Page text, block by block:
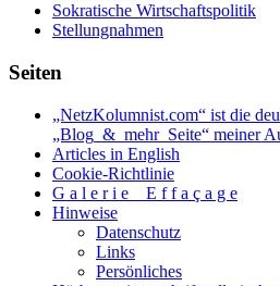
Sokratische Wirtschaftspolitik
Stellungnahmen
Seiten
„NetzKolumnist.com“ ist die
„Blog_&_mehr_Seite“ meiner
Articles in English
Cookie-Richtlinie
G a l e r i e _ E f f a ç a g e
Hinweise
Datenschutz
Links
Persönliches